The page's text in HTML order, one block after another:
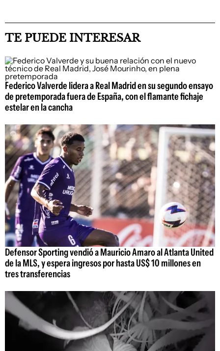
TE PUEDE INTERESAR
Federico Valverde lidera a Real Madrid en su segundo ensayo
de pretemporada fuera de España, con el flamante fichaje
estelar en la cancha
Defensor Sporting vendió a Mauricio Amaro al Atlanta United
de la MLS, y espera ingresos por hasta US$ 10 millones en
tres transferencias